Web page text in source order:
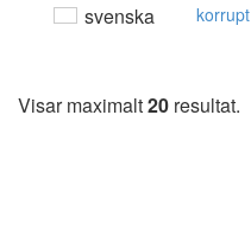
svenska korrupt
Visar maximalt20 resultat.